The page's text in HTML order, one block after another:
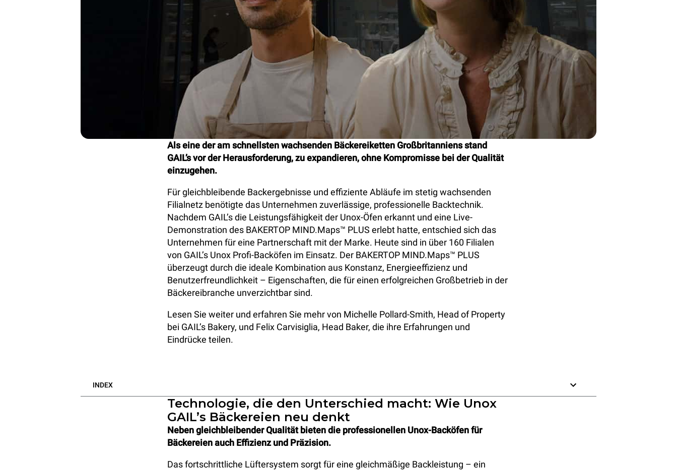
Als eine der am schnellsten wachsenden Bäckereiketten Großbritanniens stand
GAIL’s vor der Herausforderung, zu expandieren, ohne Kompromisse bei der Qualität
einzugehen.
Für gleichbleibende Backergebnisse und effiziente Abläufe im stetig wachsenden
Filialnetz benötigte das Unternehmen zuverlässige, professionelle Backtechnik.
Nachdem GAIL’s die Leistungsfähigkeit der Unox-Öfen erkannt und eine Live-
Demonstration des BAKERTOP MIND.Maps™ PLUS erlebt hatte, entschied sich das
Unternehmen für eine Partnerschaft mit der Marke. Heute sind in über 160 Filialen
von GAIL’s Unox Profi-Backöfen im Einsatz. Der BAKERTOP MIND.Maps™ PLUS
überzeugt durch die ideale Kombination aus Konstanz, Energieeffizienz und
Benutzerfreundlichkeit – Eigenschaften, die für einen erfolgreichen Großbetrieb in der
Bäckereibranche unverzichtbar sind.
Lesen Sie weiter und erfahren Sie mehr von Michelle Pollard-Smith, Head of Property
bei GAIL’s Bakery, und Felix Carvisiglia, Head Baker, die ihre Erfahrungen und
Eindrücke teilen.
INDEX
Technologie, die den Unterschied macht: Wie Unox
GAIL’s Bäckereien neu denkt
Neben gleichbleibender Qualität bieten die professionellen Unox-Backöfen für
Bäckereien auch Effizienz und Präzision.
Das fortschrittliche Lüftersystem sorgt für eine gleichmäßige Backleistung – ein